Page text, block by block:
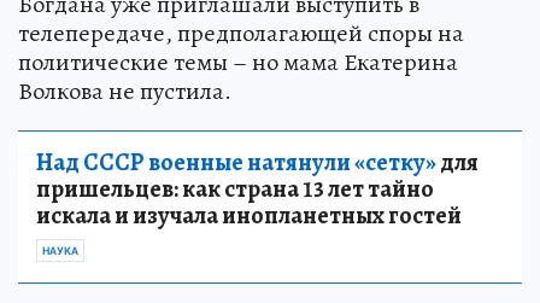
телепередаче, предполагающей споры на
политические темы – но мама Екатерина
Волкова не пустила.
Над СССР военные натянули «сетку»для
пришельцев: как страна 13 лет тайно
искала и изучала инопланетных гостей
НАУКА